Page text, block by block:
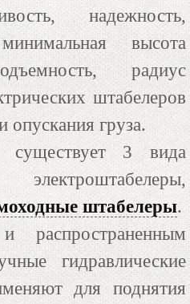
надежность,
высота
радиус
штабелеров
опускания груза.
существует 3 вида
штабелеры.
гидравлические
для поднятия